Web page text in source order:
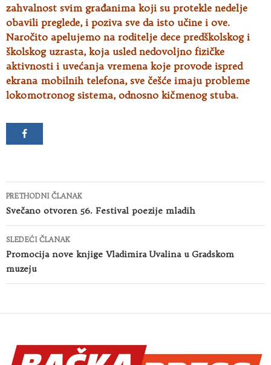
zahvalnost svim građanima koji su protekle nedelje
obavili preglede, i poziva sve da isto učine i ove.
Naročito apelujemo na roditelje dece predškolskog i
školskog uzrasta, koja usled nedovoljno fizičke
aktivnosti i uvećanja vremena koje provode ispred
ekrana mobilnih telefona, sve češće imaju probleme
lokomotronog sistema, odnosno kičmenog stuba.
Kretanje
članaka
PRETHODNI ČLANAK
Svečano otvoren 56. Festival poezije mladih
SLEDEĆI ČLANAK
Promocija nove knjige Vladimira Uvalina u Gradskom
muzeju